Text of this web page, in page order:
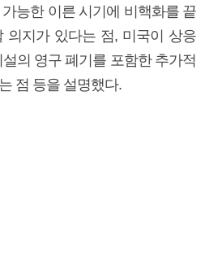
능한 이른 시기에 비핵화를 끝
의지가 있다는 점, 미국이 상응
의 영구 폐기를 포함한 추가적
점 등을 설명했다.